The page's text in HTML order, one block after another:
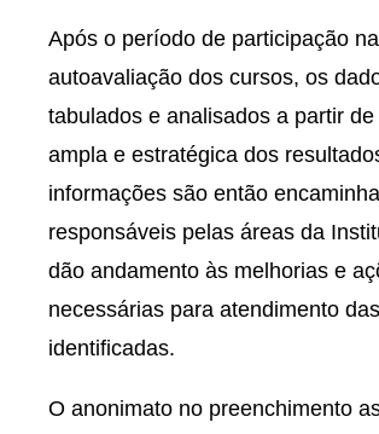
Após o período de participação na
autoavaliação dos cursos, os
tabulados e analisados a partir
ampla e estratégica dos
informações são então
responsáveis pelas áreas da
dão andamento às melhorias e
necessárias para atendimento
identificadas.
O anonimato no preenchimento